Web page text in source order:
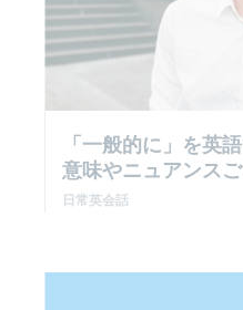
「一般的に」を英
意味やニュアンス
日常英会話